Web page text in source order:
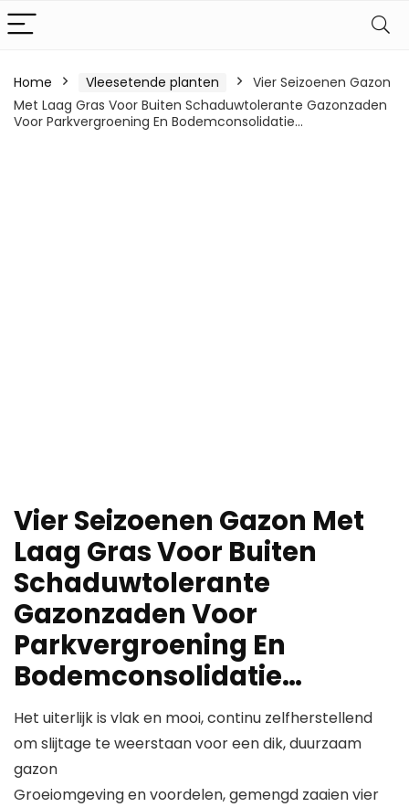
Home Vleesetende planten
Vier Seizoenen Gazon
Met Laag Gras Voor Buiten Schaduwtolerante Gazonzaden
Voor Parkvergroening En Bodemconsolidatie…
Vier Seizoenen Gazon Met
Laag Gras Voor Buiten
Schaduwtolerante
Gazonzaden Voor
Parkvergroening En
Bodemconsolidatie…
Het uiterlijk is vlak en mooi, continu zelfherstellend
om slijtage te weerstaan ​​voor een dik, duurzaam
gazon
Groeiomgeving en voordelen, gemengd zaaien vier